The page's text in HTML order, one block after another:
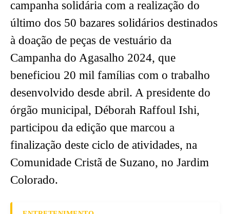
campanha solidária com a realização do
último dos 50 bazares solidários destinados
à doação de peças de vestuário da
Campanha do Agasalho 2024, que
beneficiou 20 mil famílias com o trabalho
desenvolvido desde abril. A presidente do
órgão municipal, Déborah Raffoul Ishi,
participou da edição que marcou a
finalização deste ciclo de atividades, na
Comunidade Cristã de Suzano, no Jardim
Colorado.